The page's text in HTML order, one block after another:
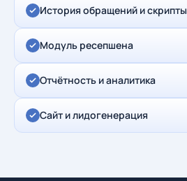
История обращений и скрипты
Модуль ресепшена
Отчётность и аналитика
Сайт и лидогенерация